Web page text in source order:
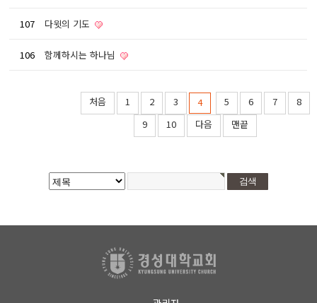
107 다윗의 기도
106 함께하시는 하나님
처음 1 2 3 4 5 6 7
8
9
10 다음 맨끝